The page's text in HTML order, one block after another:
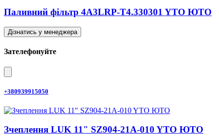
Паливний фільтр 4A3LRP-T4.330301 YTO ЮТО
Дізнатись у менеджера
Зателефонуйте
+380939915050
Зчеплення LUK 11" SZ904-21A-010 YTO ЮТО